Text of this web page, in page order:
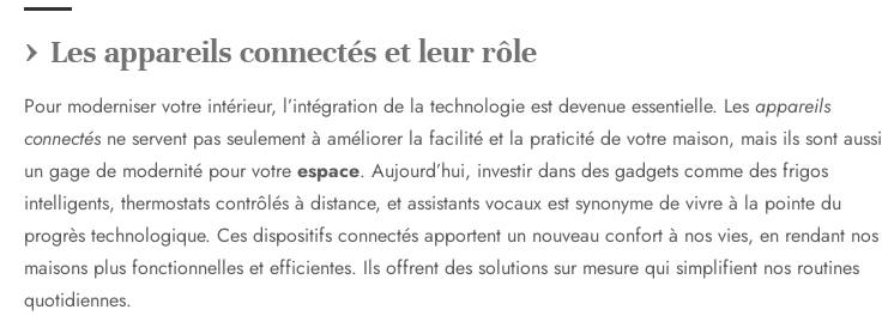
Les appareils connectés et leur rôle
Pour moderniser votre intérieur, l’intégration de la technologie est devenue essentielle. Les appareils
connectés ne servent pas seulement à améliorer la facilité et la praticité de votre maison, mais ils sont aussi
un gage de modernité pour votre espace. Aujourd’hui, investir dans des gadgets comme des frigos
intelligents, thermostats contrôlés à distance, et assistants vocaux est synonyme de vivre à la pointe du
progrès technologique. Ces dispositifs connectés apportent un nouveau confort à nos vies, en rendant nos
maisons plus fonctionnelles et efficientes. Ils offrent des solutions sur mesure qui simplifient nos routines
quotidiennes.